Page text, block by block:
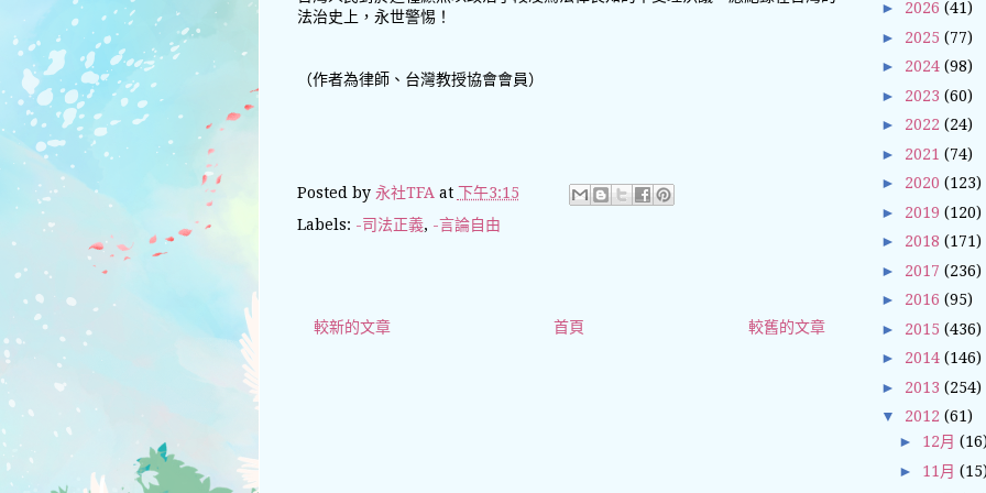
法治史上，永世警惕！
（作者為律師、台灣教授協會會員）
Posted by 永社TFA at 下午3:15
Labels: -司法正義, -言論自由
較新的文章 較舊的文章
首頁
► 2026 (41)
► 2025 (77)
► 2024 (98)
► 2023 (60)
► 2022 (24)
► 2021 (74)
► 2020 (123)
► 2019 (120)
► 2018 (171)
► 2017 (236)
► 2016 (95)
► 2015 (436)
► 2014 (146)
► 2013 (254)
▼ 2012 (61)
► 12月
► 11月